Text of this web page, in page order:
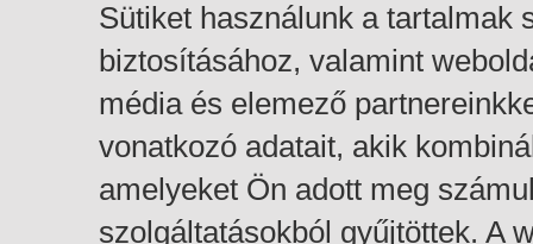
Sütiket használunk a tartalmak
biztosításához, valamint
média és elemező
vonatkozó adatait, akik
amelyeket Ön adott meg
szolgáltatásokból gyűjtöttek. A